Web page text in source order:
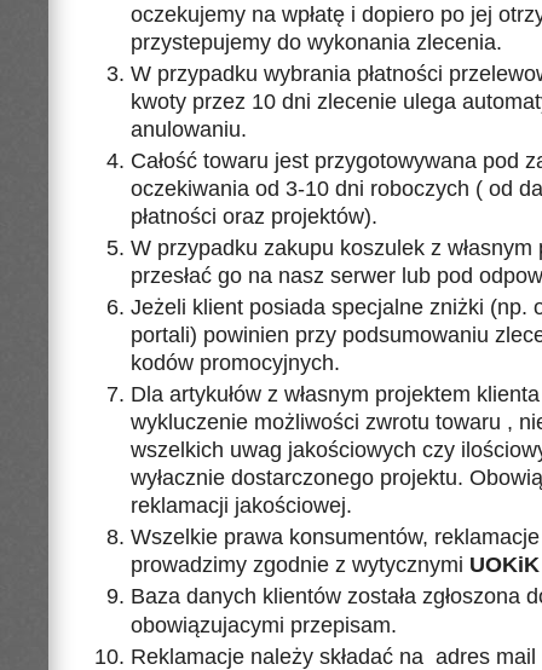
oczekujemy na wpłatę i dopiero po jej
przystepujemy do wykonania zlecenia.
W przypadku wybrania płatności
kwoty przez 10 dni zlecenie ulega
anulowaniu.
Całość towaru jest przygotowywana pod
oczekiwania od 3-10 dni roboczych ( od
płatności oraz projektów).
W przypadku zakupu koszulek z
przesłać go na nasz serwer lub pod
Jeżeli klient posiada specjalne zniżki (np.
portali) powinien przy podsumowaniu
kodów promocyjnych.
Dla artykułów z własnym projektem
wykluczenie możliwości zwrotu towaru ,
wszelkich uwag jakościowych czy
wyłacznie dostarczonego projektu.
reklamacji jakościowej.
Wszelkie prawa konsumentów,
prowadzimy zgodnie z wytycznymi UOKiK
Baza danych klientów została zgłoszona
obowiązujacymi przepisam.
Reklamacje należy składać na adres